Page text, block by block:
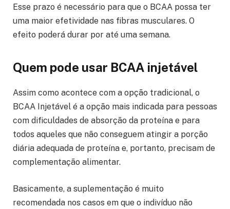
Esse prazo é necessário para que o BCAA possa ter
uma maior efetividade nas fibras musculares. O
efeito poderá durar por até uma semana.
Quem pode usar BCAA injetável
Assim como acontece com a opção tradicional, o
BCAA Injetável é a opção mais indicada para pessoas
com dificuldades de absorção da proteína e para
todos aqueles que não conseguem atingir a porção
diária adequada de proteína e, portanto, precisam de
complementação alimentar.
Basicamente, a suplementação é muito
recomendada nos casos em que o indivíduo não